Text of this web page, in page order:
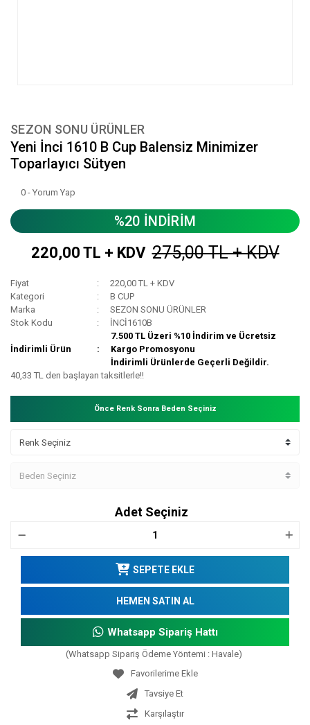
SEZON SONU ÜRÜNLER
Yeni İnci 1610 B Cup Balensiz Minimizer
Toparlayıcı Sütyen
0 - Yorum Yap
%20 İNDİRİM
220,00 TL + KDV 275,00 TL + KDV
Fiyat
220,00 TL + KDV
Kategori
B CUP
Marka
SEZON SONU ÜRÜNLER
Stok Kodu
İNCİ1610B
İndirimli Ürün
7.500 TL Üzeri %10 İndirim ve Ücretsiz
Kargo Promosyonu
İndirimli Ürünlerde Geçerli Değildir.
40,33 TL den başlayan taksitlerle!!
Önce Renk Sonra Beden Seçiniz
Adet Seçiniz
SEPETE EKLE
HEMEN SATIN AL
Whatsapp Sipariş Hattı
(Whatsapp Sipariş Ödeme Yöntemi : Havale)
Tavsiye Et
Karşılaştır